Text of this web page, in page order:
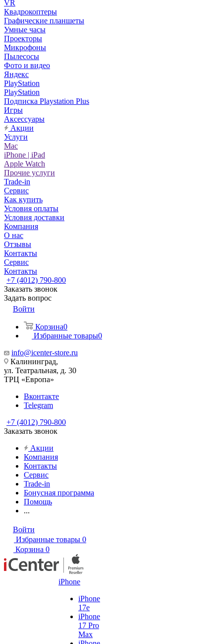
VR
Квадрокоптеры
Графические планшеты
Умные часы
Проекторы
Микрофоны
Пылесосы
Фото и видео
Яндекс
PlayStation
PlayStation
Подписка Playstation Plus
Игры
Аксессуары
Акции
Услуги
Mac
iPhone | iPad
Apple Watch
Прочие услуги
Trade-in
Сервис
Как купить
Условия оплаты
Условия доставки
Компания
О нас
Отзывы
Контакты
Сервис
Контакты
+7 (4012) 790-800
Заказать звонок
Задать вопрос
Войти
Корзина0
Избранные товары0
info@icenter-store.ru
Калининград,
ул. Театральная, д. 30
ТРЦ «Европа»
Вконтакте
Telegram
+7 (4012) 790-800
Заказать звонок
Акции
Компания
Контакты
Сервис
Trade-in
Бонусная программа
Помощь
...
Войти
Избранные товары 0
Корзина 0
iPhone
iPhone
17e
iPhone
17 Pro
Max